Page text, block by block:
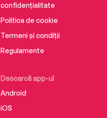
Descarcă app-ul
Android
iOS
confidențialitate
Politica de cookie
Termeni și condiții
Regulamente